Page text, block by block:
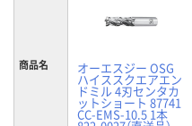
商品名 オーエスジー OSG
ハイススクエアエン
ドミル 4刃センタカ
ットショート 87741
CC-EMS-10.5 1本